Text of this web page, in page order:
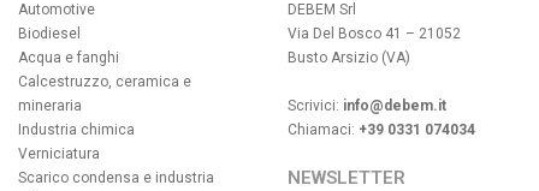
Automotive
Biodiesel
Acqua e fanghi
Calcestruzzo, ceramica e
mineraria
Industria chimica
Verniciatura
Scarico condensa e industria
DEBEM Srl
Via Del Bosco 41 – 21052
Busto Arsizio (VA)
Scrivici: info@debem.it
Chiamaci: +39 0331 074034
NEWSLETTER